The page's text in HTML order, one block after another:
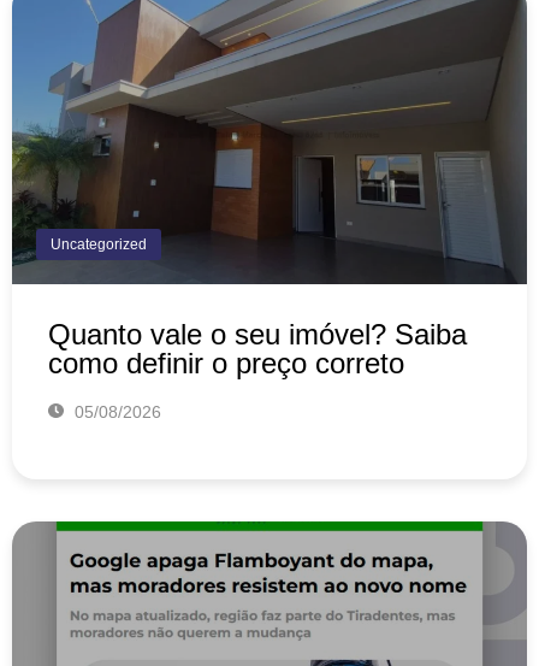
Uncategorized
Quanto vale o seu imóvel? Saiba
como definir o preço correto
05/08/2026